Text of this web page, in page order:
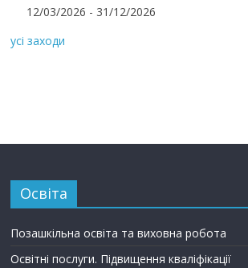
12/03/2026 - 31/12/2026
усі заходи
Освіта
Позашкільна освіта та виховна робота
Освітні послуги. Підвищення кваліфікації